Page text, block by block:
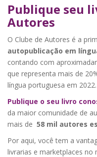
Publique seu
Autores
O Clube de Autores é a
autopublicação em
contando com
que representa mais de
língua portuguesa em 2022.
Publique o seu livro
da maior comunidade de
mais de 58 mil autores
Por aqui, você tem a
livrarias e marketplaces no